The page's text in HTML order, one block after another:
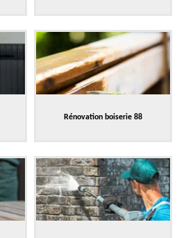
Rénovation boiserie 88